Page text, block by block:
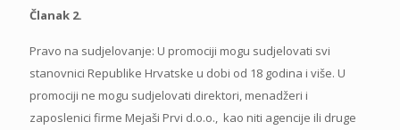
Članak 2.
Pravo na sudjelovanje: U promociji mogu sudjelovati svi
stanovnici Republike Hrvatske u dobi od 18 godina i više. U
promociji ne mogu sudjelovati direktori, menadžeri i
zaposlenici firme Mejaši Prvi d.o.o., kao niti agencije ili druge